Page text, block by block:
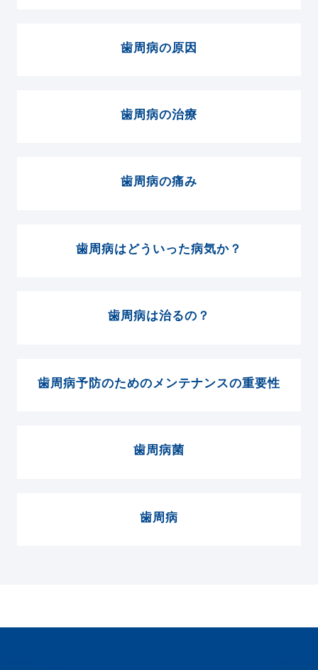
歯周病の原因
歯周病の治療
歯周病の痛み
歯周病はどういった病気か？
歯周病は治るの？
歯周病予防のためのメンテナンスの重要性
歯周病菌
歯周病